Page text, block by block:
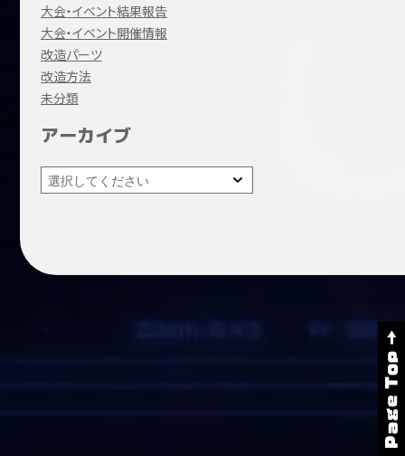
大会・イベント結果報告
大会・イベント開催情報
改造パーツ
改造方法
未分類
アーカイブ
Page Top →